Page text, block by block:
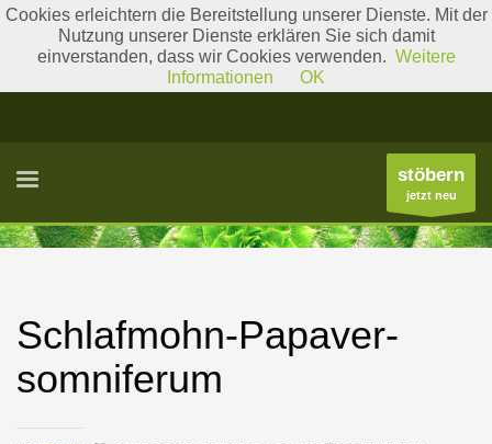
Literatur Gattungslisten
stöbern
jetzt neu
Schlafmohn-Papaver-
somniferum
Cookies erleichtern die Bereitstellung unserer Dienste. Mit der
Nutzung unserer Dienste erklären Sie sich damit
einverstanden, dass wir Cookies verwenden. Weitere
Informationen
OK